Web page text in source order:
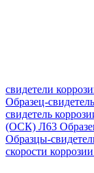
свидетели
Образец-
свидетель
(ОСК) Л63
Образцы-
скорости коррозии